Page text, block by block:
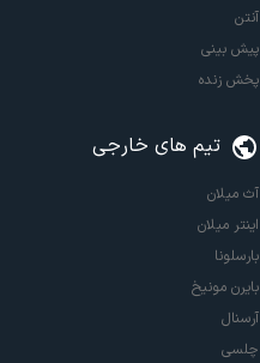
آنتن
پیش بینی
پخش زنده
تیم های خارجی
آث میلان
اینتر میلان
بارسلونا
بایرن مونیخ
آرسنال
چلسی